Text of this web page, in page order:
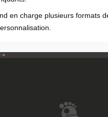
en charge plusieurs formats